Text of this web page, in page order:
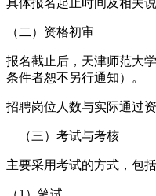
（二）资格初审
报名截止后，天津师范大
条件者恕不另行通知）。
招聘岗位人数与实际通过
（三）考试与考核
主要采用考试的方式，包